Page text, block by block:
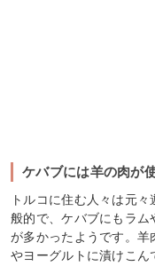
ケバブには羊の肉が
トルコに住む人々は元
般的で、ケバブにもラム
が多かったようです。
やヨーグルトに漬けこん